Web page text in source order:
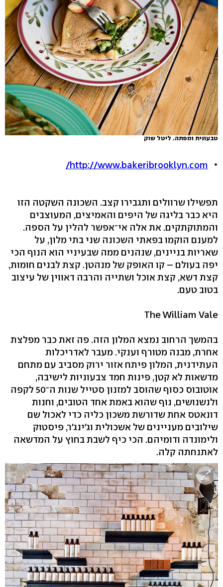
טבעונית ומפתה. ליטל שוק
http://www.bakeribrooklyn.com/
תפשילו שרוולים ותגבירו קצב. השכונה השקטה הזו
היא כבר בליגה של היפים והאמיצים, המעוצבים
והמתוקתקים. את אלה אי־אפשר להלין על הספה.
למענם הוקמו בפאתי השכונה שני בתי מלון, על
שאריות בניינים, שנהנים ממה שבעיניי הוא הנוף הכי
יפה בעולם – קו האופק של מנהטן. קצת לבנים חומות,
קצת דשא, קצת אוכל ושתייה והרבה דאווין של עיצוב
בטוב טעם.
The William Vale
בהמשך הרחוב נמצא המלון הזה. פה זאת כבר מפלצת
אחרת, מבנה מטורף וענקי. מעבר לאדריכלות
העתידנית, המלון פיתח אזור ירוק מסביב עם מתחם
מדשאות לא קטן, פינות חמד צבעוניות לישיבה,
אוטובוס כסוף שהוסב למזנון סטייל שנות ה־50 לקפה
ולנשנושים, נוף שהוא באמת אחד הטובים, וחנות
דונאטס אחת שדורשת משכון כליה כדי לאכול שם
שילובים מעניינים של אשכולית וג'ינג'ר, פיסטוק
ולימונדה ודומיהם. הכי כיף לשבת בחוץ על המדשאה
לאתנחתה קלה.